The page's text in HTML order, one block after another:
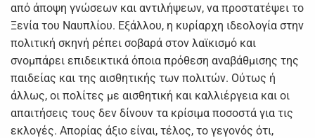
από άποψη γνώσεων και αντιλήψεων, να προστατέψει το
Ξενία του Ναυπλίου. Εξάλλου, η κυρίαρχη ιδεολογία στην
πολιτική σκηνή ρέπει σοβαρά στον λαϊκισμό και
σνομπάρει επιδεικτικά όποια πρόθεση αναβάθμισης της
παιδείας και της αισθητικής των πολιτών. Ούτως ή
άλλως, οι πολίτες με αισθητική και καλλιέργεια και οι
απαιτήσεις τους δεν δίνουν τα κρίσιμα ποσοστά για τις
εκλογές. Απορίας άξιο είναι, τέλος, το γεγονός ότι,